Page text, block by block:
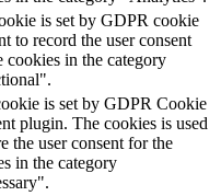
is set by GDPR cookie
to record the user consent
cookies in the category
is set by GDPR Cookie
plugin. The cookies is used
the user consent for the
in the category